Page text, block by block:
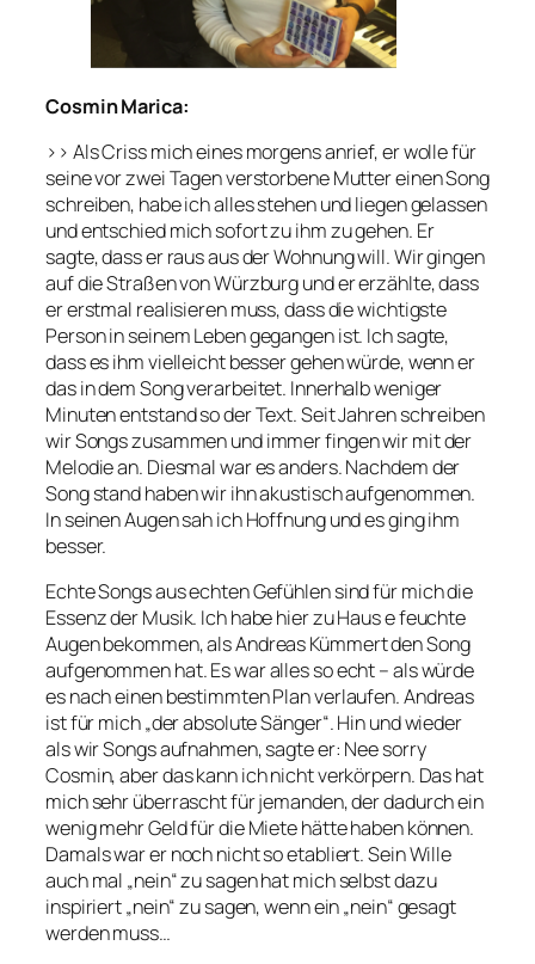
Cosmin Marica:
>> Als Criss mich eines morgens anrief, er wolle für
seine vor zwei Tagen verstorbene Mutter einen Song
schreiben, habe ich alles stehen und liegen gelassen
und entschied mich sofort zu ihm zu gehen. Er
sagte, dass er raus aus der Wohnung will. Wir gingen
auf die Straßen von Würzburg und er erzählte, dass
er erstmal realisieren muss, dass die wichtigste
Person in seinem Leben gegangen ist. Ich sagte,
dass es ihm vielleicht besser gehen würde, wenn er
das in dem Song verarbeitet. Innerhalb weniger
Minuten entstand so der Text. Seit Jahren schreiben
wir Songs zusammen und immer fingen wir mit der
Melodie an. Diesmal war es anders. Nachdem der
Song stand haben wir ihn akustisch aufgenommen.
In seinen Augen sah ich Hoffnung und es ging ihm
besser.
Echte Songs aus echten Gefühlen sind für mich die
Essenz der Musik. Ich habe hier zu Haus e feuchte
Augen bekommen, als Andreas Kümmert den Song
aufgenommen hat. Es war alles so echt – als würde
es nach einen bestimmten Plan verlaufen. Andreas
ist für mich „der absolute Sänger“. Hin und wieder
als wir Songs aufnahmen, sagte er: Nee sorry
Cosmin, aber das kann ich nicht verkörpern. Das hat
mich sehr überrascht für jemanden, der dadurch ein
wenig mehr Geld für die Miete hätte haben können.
Damals war er noch nicht so etabliert. Sein Wille
auch mal „nein“ zu sagen hat mich selbst dazu
inspiriert „nein“ zu sagen, wenn ein „nein“ gesagt
werden muss…